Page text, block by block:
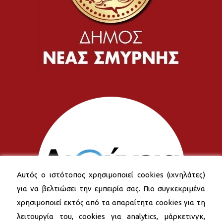
Αυτός ο ιστότοπος χρησιμοποιεί cookies (ιχνηλάτες)
για να βελτιώσει την εμπειρία σας. Πιο συγκεκριμένα
χρησιμοποιεί εκτός από τα απαραίτητα cookies για τη
λειτουργία του, cookies για analytics, μάρκετινγκ,